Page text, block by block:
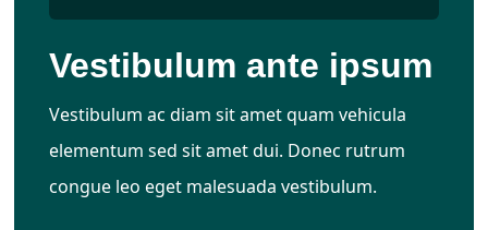
Vestibulum ante ipsum
Vestibulum ac diam sit amet quam vehicula
elementum sed sit amet dui. Donec rutrum
congue leo eget malesuada vestibulum.